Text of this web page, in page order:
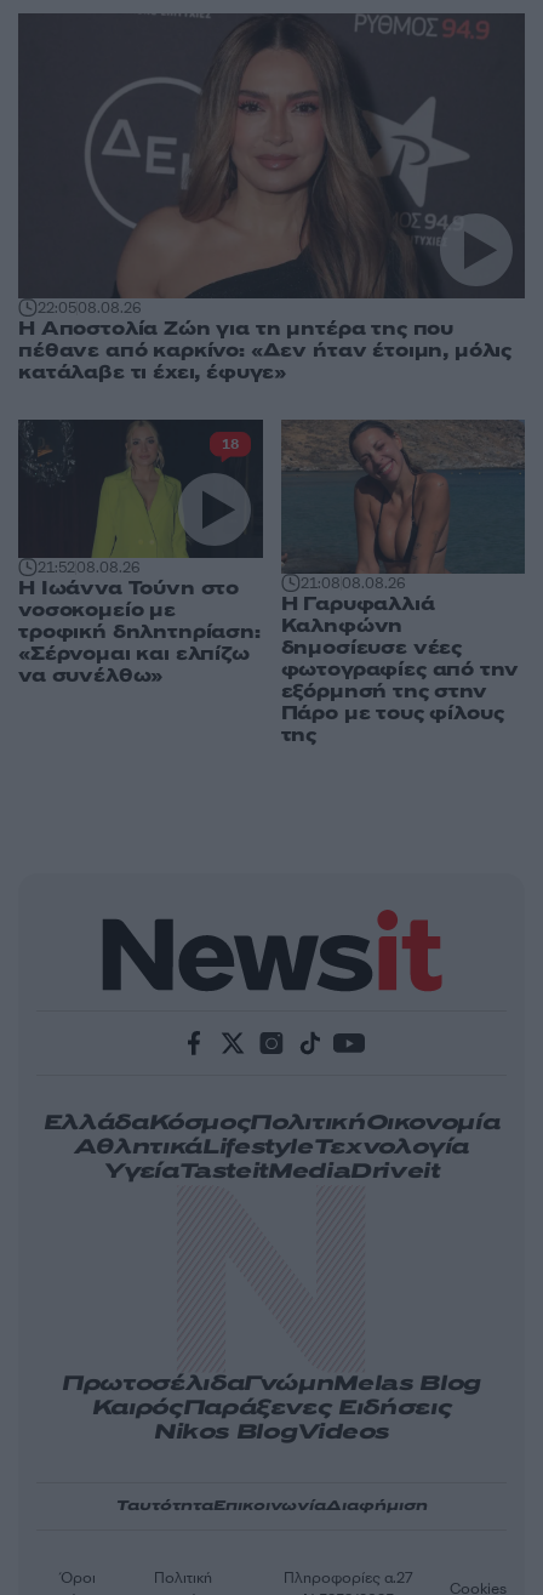
22:0508.08.26
Η Αποστολία Ζώη για τη μητέρα της που
πέθανε από καρκίνο: «Δεν ήταν έτοιμη, μόλις
κατάλαβε τι έχει, έφυγε»
21:5208.08.26
Η Ιωάννα Τούνη στο
νοσοκομείο με
τροφική δηλητηρίαση:
«Σέρνομαι και ελπίζω
να συνέλθω»
18
21:0808.08.26
Η Γαρυφαλλιά
Καληφώνη
δημοσίευσε νέες
φωτογραφίες από την
εξόρμησή της στην
Πάρο με τους φίλους
της
ΕλλάδαΚόσμοςΠολιτικήΟικονομία
ΑθλητικάLifestyleΤεχνολογία
ΥγείαTasteitMediaDriveit
ΠρωτοσέλιδαΓνώμηMelas Blog
ΚαιρόςΠαράξενες Ειδήσεις
Nikos BlogVideos
ΤαυτότηταΕπικοινωνίαΔιαφήμιση
Όροι
Πολιτική
Πληροφορίες α.27
Cookies